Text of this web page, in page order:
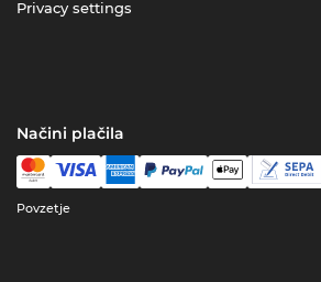
Privacy settings
Načini plačila
Povzetje